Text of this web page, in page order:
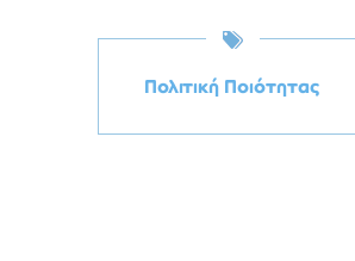
Πολιτική Ποιότητας